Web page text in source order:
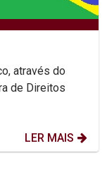
através do
de Direitos
LER MAIS